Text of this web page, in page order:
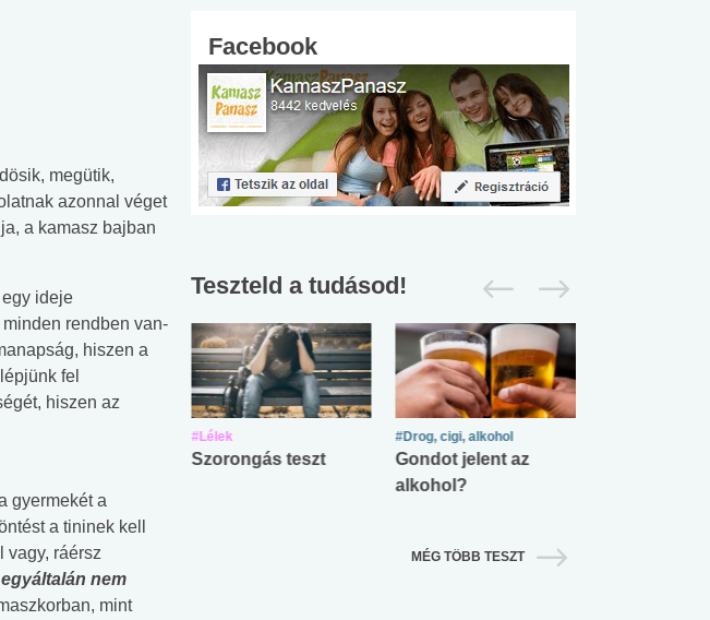
megütik,
azonnal véget
a kamasz bajban
ideje
rendben van-
hiszen a
fel
hiszen az
gyermekét a
a tininek kell
vagy, ráérsz
egyáltalán nem
mint
Facebook
Teszteld a tudásod!
#Lélek
Szorongás teszt
#Drog, cigi, alkohol
Gondot jelent az
alkohol?
MÉG TÖBB TESZT